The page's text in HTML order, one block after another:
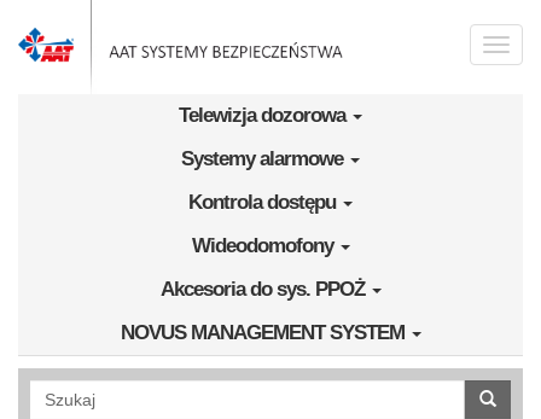
Toggle
Telewizja dozorowa
Systemy alarmowe
Kontrola dostępu
Wideodomofony
Akcesoria do sys. PPOŻ
NOVUS MANAGEMENT SYSTEM
Wyszukiwanie pełnotekstowe